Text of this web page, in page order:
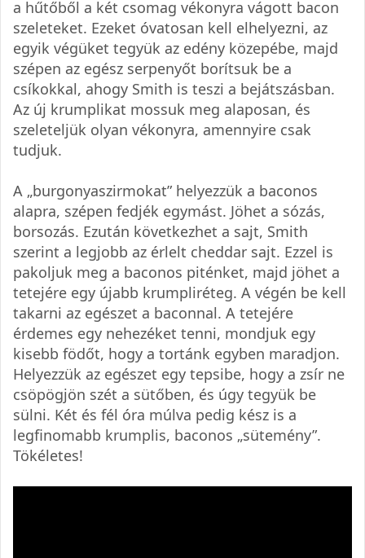
a hűtőből a két csomag vékonyra vágott bacon
szeleteket. Ezeket óvatosan kell elhelyezni, az
egyik végüket tegyük az edény közepébe, majd
szépen az egész serpenyőt borítsuk be a
csíkokkal, ahogy Smith is teszi a bejátszásban.
Az új krumplikat mossuk meg alaposan, és
szeleteljük olyan vékonyra, amennyire csak
tudjuk.
A „burgonyaszirmokat” helyezzük a baconos
alapra, szépen fedjék egymást. Jöhet a sózás,
borsozás. Ezután következhet a sajt, Smith
szerint a legjobb az érlelt cheddar sajt. Ezzel is
pakoljuk meg a baconos piténket, majd jöhet a
tetejére egy újabb krumpliréteg. A végén be kell
takarni az egészet a baconnal. A tetejére
érdemes egy nehezéket tenni, mondjuk egy
kisebb födőt, hogy a tortánk egyben maradjon.
Helyezzük az egészet egy tepsibe, hogy a zsír ne
csöpögjön szét a sütőben, és úgy tegyük be
sülni. Két és fél óra múlva pedig kész is a
legfinomabb krumplis, baconos „sütemény”.
Tökéletes!